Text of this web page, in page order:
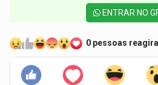
ENTRAR NO
0 pessoas